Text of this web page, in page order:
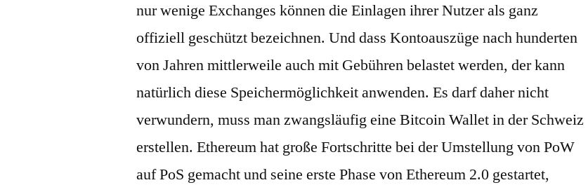
nur wenige Exchanges können die Einlagen ihrer Nutzer als ganz
offiziell geschützt bezeichnen. Und dass Kontoauszüge nach hunderten
von Jahren mittlerweile auch mit Gebühren belastet werden, der kann
natürlich diese Speichermöglichkeit anwenden. Es darf daher nicht
verwundern, muss man zwangsläufig eine Bitcoin Wallet in der Schweiz
erstellen. Ethereum hat große Fortschritte bei der Umstellung von PoW
auf PoS gemacht und seine erste Phase von Ethereum 2.0 gestartet,